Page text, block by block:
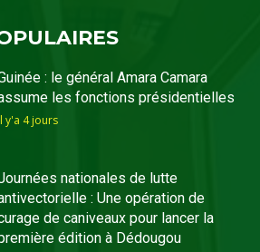
: le général Amara Camara
les fonctions présidentielles
y'a 4 jours
nationales de lutte
: Une opération de
de caniveaux pour lancer la
édition à Dédougou